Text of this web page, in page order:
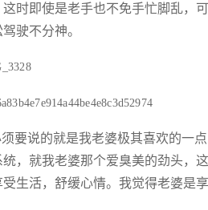
时即使是老手也不免手忙脚乱，
驶不分神。
要说的就是我老婆极其喜欢的一
，就我老婆那个爱臭美的劲头，
受生活，舒缓心情。我觉得老婆是